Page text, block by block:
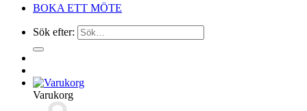
BOKA ETT MÖTE
Sök efter:
Varukorg